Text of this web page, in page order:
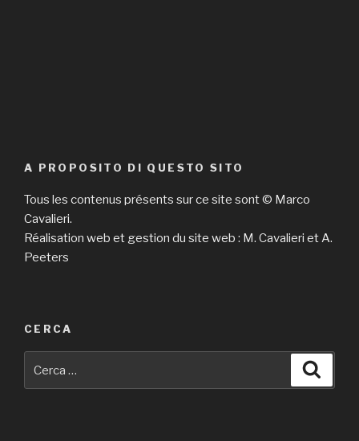
A PROPOSITO DI QUESTO SITO
Tous les contenus présents sur ce site sont © Marco
Cavalieri.
Réalisation web et gestion du site web : M. Cavalieri et A.
Peeters
CERCA